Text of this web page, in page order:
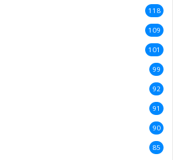
118
109
101
99
92
91
90
85